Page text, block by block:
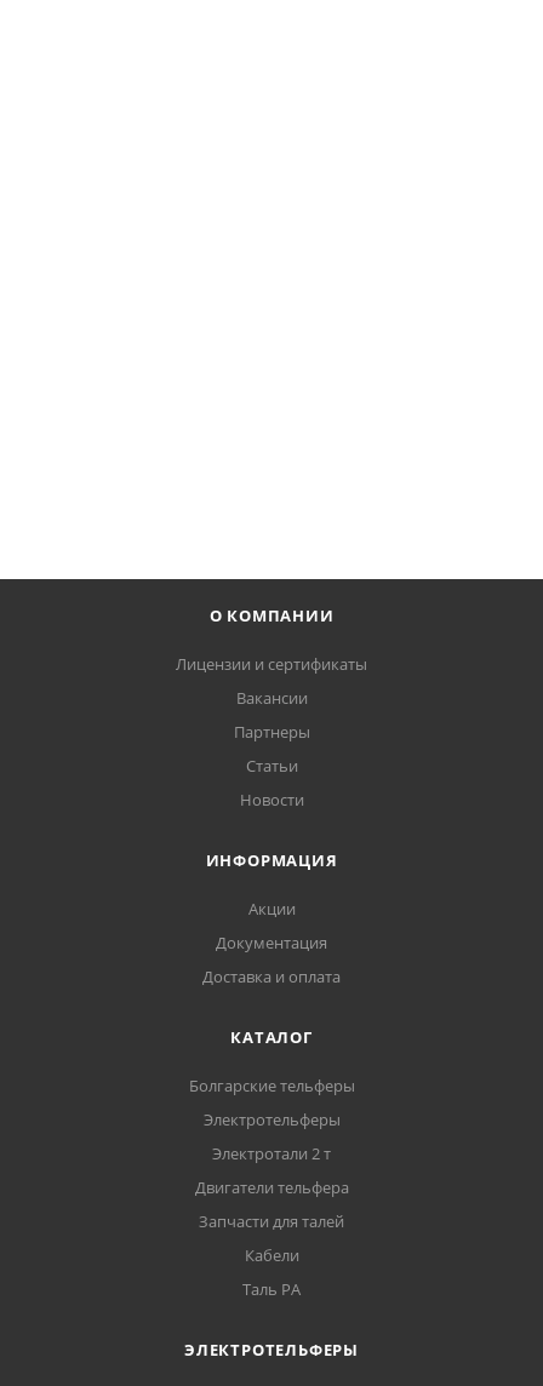
О КОМПАНИИ
Лицензии и сертификаты
Вакансии
Партнеры
Статьи
Новости
ИНФОРМАЦИЯ
Акции
Документация
Доставка и оплата
КАТАЛОГ
Болгарские тельферы
Электротельферы
Электротали 2 т
Двигатели тельфера
Запчасти для талей
Кабели
Таль РА
ЭЛЕКТРОТЕЛЬФЕРЫ